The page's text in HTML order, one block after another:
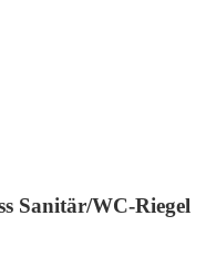
Sanitär/WC-Riegel